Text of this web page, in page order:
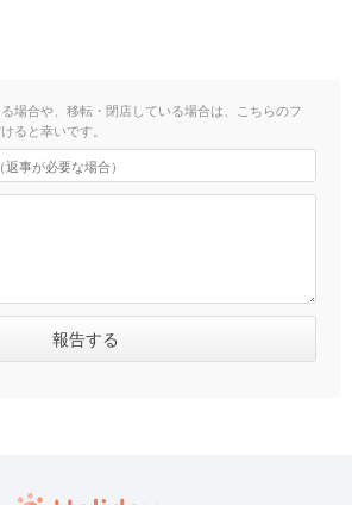
場合や、移転・閉店している場合は、こちらのフ
ると幸いです。